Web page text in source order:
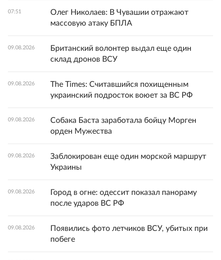
07:51
Олег Николаев: В Чувашии отражают
массовую атаку БПЛА
09.08.2026
Британский волонтер выдал еще один
склад дронов ВСУ
09.08.2026
The Times: Считавшийся похищенным
украинский подросток воюет за ВС РФ
09.08.2026
Собака Баста заработала бойцу Морген
орден Мужества
09.08.2026
Заблокирован еще один морской маршрут
Украины
09.08.2026
Город в огне: одессит показал панораму
после ударов ВС РФ
09.08.2026
Появились фото летчиков ВСУ, убитых при
побеге